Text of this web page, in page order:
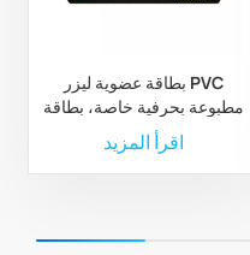
بطاقة عضوية ليزر PVC
مطبوعة بحرفية خاصة، بطاقة
VIP للنادي
اقرأ المزيد